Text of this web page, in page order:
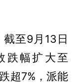
至9月13日
跌幅扩大至
超7%，派能